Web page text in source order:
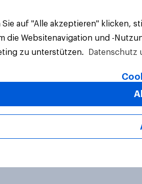
PLC. Alle Rechte vorbehalten.
Sie auf "Alle akzeptieren" klicken,
die Websitenavigation und -
zu unterstützen.
Datenschutz